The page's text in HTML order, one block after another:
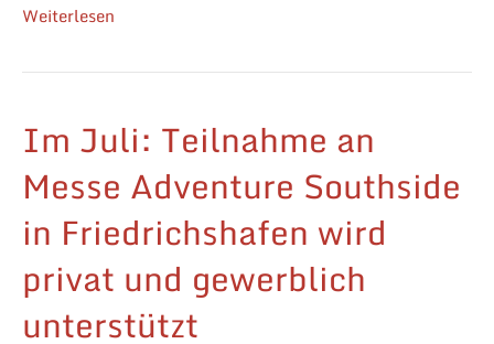
Weiterlesen
Im Juli: Teilnahme an
Messe Adventure Southside
in Friedrichshafen wird
privat und gewerblich
unterstützt